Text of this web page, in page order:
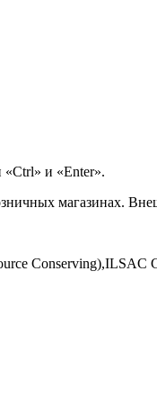
и «Enter».
магазинах.